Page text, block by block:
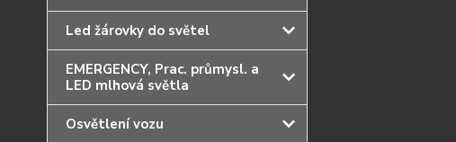
Led žárovky do světel
EMERGENCY, Prac. průmysl. a
LED mlhová světla
Osvětlení vozu